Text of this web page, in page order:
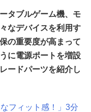
タブルゲーム機、モ
なデバイスを利用す
の重要度が高まって
に電源ポートを増設
ードパーツを紹介し
フィット感！」3分